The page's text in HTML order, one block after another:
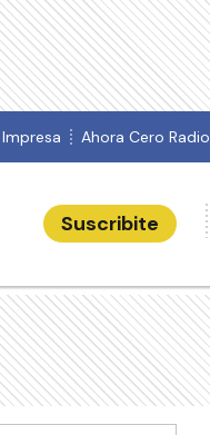
Ahora Cero Radio
Suscribite